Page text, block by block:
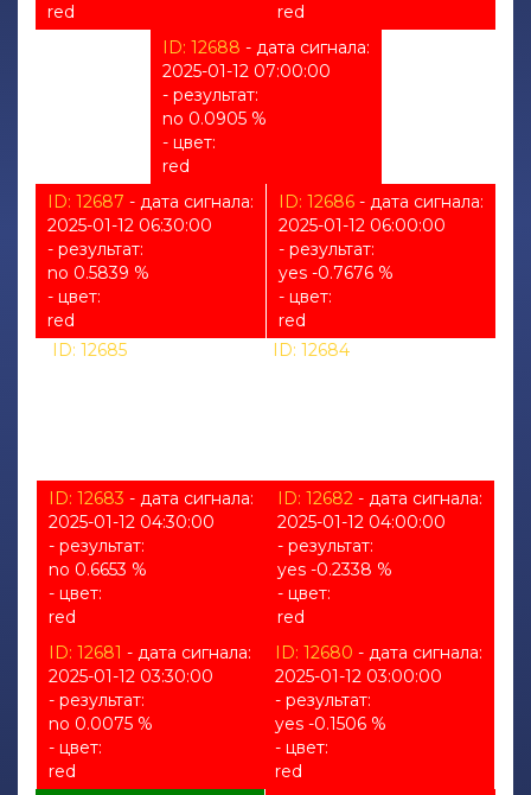
red
red
ID: 12688 - дата сигнала:
2025-01-12 07:00:00
- результат:
no 0.0905 %
- цвет:
red
ID: 12687 - дата сигнала:
2025-01-12 06:30:00
- результат:
no 0.5839 %
- цвет:
red
ID: 12686- дата сигнала:
2025-01-12 06:00:00
- результат:
yes -0.7676 %
- цвет:
red
ID: 12685
ID: 12684
ID: 12683 - дата сигнала:
2025-01-12 04:30:00
- результат:
no 0.6653 %
- цвет:
red
ID: 12682 - дата сигнала:
2025-01-12 04:00:00
- результат:
yes -0.2338 %
- цвет:
red
ID: 12681 - дата сигнала:
2025-01-12 03:30:00
- результат:
no 0.0075 %
- цвет:
red
ID: 12680 - дата сигнала:
2025-01-12 03:00:00
- результат:
yes -0.1506 %
- цвет:
red